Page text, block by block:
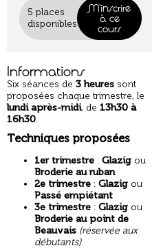
5 places
disponibles
M'inscrire
à ce
cours
Informations
Six séances de 3 heures sont
proposées chaque trimestre, le
lundi après-midi, de 13h30 à
16h30.
Techniques proposées
1er trimestre : Glazig ou
Broderie au ruban
2e trimestre : Glazig ou
Passé empiétant
3e trimestre : Glazig ou
Broderie au point de
Beauvais (réservée aux
débutants)